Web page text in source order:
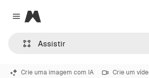
Close menu
Magnific
Crie uma imagem com IA Crie um